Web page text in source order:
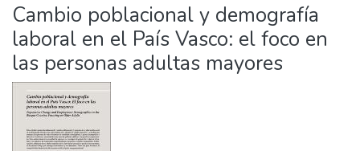
Communities
&
Collections
All of DSpace
Cambio poblacional y demografía
laboral en el País Vasco: el foco en
las personas adultas mayores